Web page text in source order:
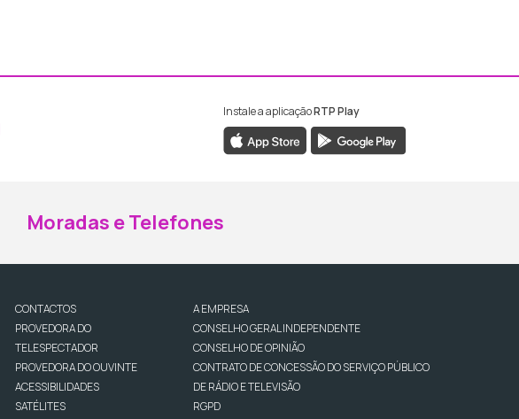
ao Facebook da RTP Madeira
Aceder ao Instagram da RTP Madeira
Instale a aplicaçãoRTP Play
Moradas e Telefones
CONTACTOS
PROVEDORA DO
TELESPECTADOR
PROVEDORA DO OUVINTE
ACESSIBILIDADES
SATÉLITES
A EMPRESA
CONSELHO GERAL INDEPENDENTE
CONSELHO DE OPINIÃO
CONTRATO DE CONCESSÃO DO SERVIÇO PÚBLICO
DE RÁDIO E TELEVISÃO
RGPD